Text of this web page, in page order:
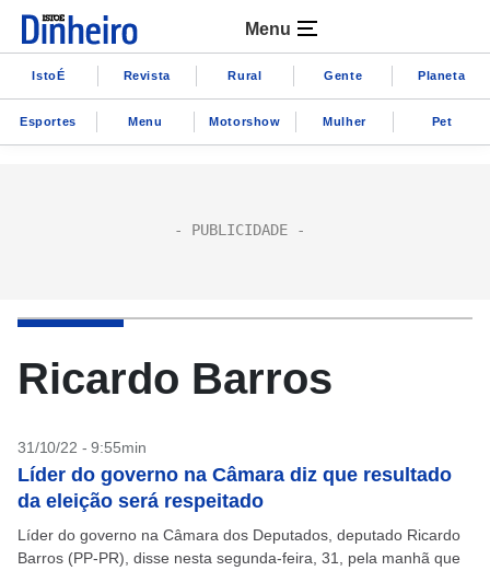
Menu
IstoÉ Revista Rural Gente Planeta
Esportes Menu Motorshow Mulher Pet
Ricardo Barros
31/10/22 - 9:55min
Líder do governo na Câmara diz que resultado
da eleição será respeitado
Líder do governo na Câmara dos Deputados, deputado Ricardo
Barros (PP-PR), disse nesta segunda-feira, 31, pela manhã que